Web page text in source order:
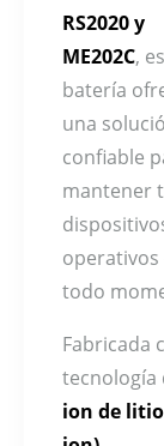
RS2020 y
ME202C,
batería
una
confiable
mantener
operativos
todo
Fabricada
tecnología
ion de